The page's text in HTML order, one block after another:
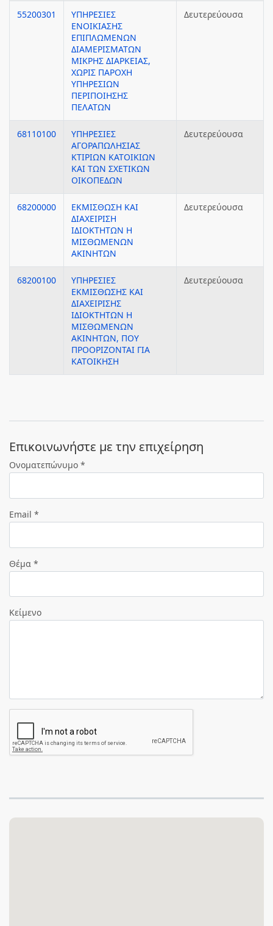
55200301
ΥΠΗΡΕΣΙΕΣ
ΕΝΟΙΚΙΑΣΗΣ
ΕΠΙΠΛΩΜΕΝΩΝ
ΔΙΑΜΕΡΙΣΜΑΤΩΝ
ΜΙΚΡΗΣ ΔΙΑΡΚΕΙΑΣ,
ΧΩΡΙΣ ΠΑΡΟΧΗ
ΥΠΗΡΕΣΙΩΝ
ΠΕΡΙΠΟΙΗΣΗΣ
ΠΕΛΑΤΩΝ
Δευτερεύουσα
68110100
ΥΠΗΡΕΣΙΕΣ
ΑΓΟΡΑΠΩΛΗΣΙΑΣ
ΚΤΙΡΙΩΝ ΚΑΤΟΙΚΙΩΝ
ΚΑΙ ΤΩΝ ΣΧΕΤΙΚΩΝ
ΟΙΚΟΠΕΔΩΝ
Δευτερεύουσα
68200000
ΕΚΜΙΣΘΩΣΗ ΚΑΙ
ΔΙΑΧΕΙΡΙΣΗ
ΙΔΙΟΚΤΗΤΩΝ Η
ΜΙΣΘΩΜΕΝΩΝ
ΑΚΙΝΗΤΩΝ
Δευτερεύουσα
68200100
ΥΠΗΡΕΣΙΕΣ
ΕΚΜΙΣΘΩΣΗΣ ΚΑΙ
ΔΙΑΧΕΙΡΙΣΗΣ
ΙΔΙΟΚΤΗΤΩΝ Η
ΜΙΣΘΩΜΕΝΩΝ
ΑΚΙΝΗΤΩΝ, ΠΟΥ
ΠΡΟΟΡΙΖΟΝΤΑΙ ΓΙΑ
ΚΑΤΟΙΚΗΣΗ
Δευτερεύουσα
Eπικοινωνήστε με την επιχείρηση
Ονοματεπώνυμο *
Email *
Θέμα *
Κείμενο